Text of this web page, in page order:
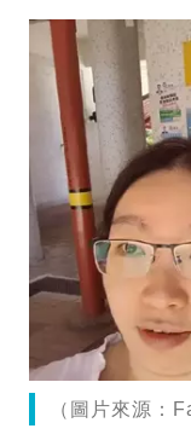
（圖片來源：